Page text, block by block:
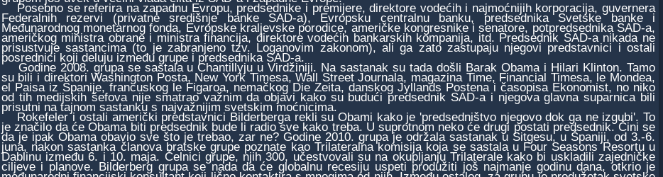
Posebno se referira na zapadnu Evropu, predsednike i premijere, direktore vodećih i najmoćnijih korporacija, guvernera
Federalnih rezervi (privatne središnje banke SAD-a), Evropsku centralnu banku, predsednika Svetske banke i
Međunarodnog monetarnog fonda, Evropske kraljevske porodice, američke kongresnike i senatore, potpredsednika SAD-a,
američkog ministra obrane i ministra financija, direktore vodećih bankarskih kompanija, itd. Predsednik SAD-a nikada ne
prisustvuje sastancima (to je zabranjeno tzv. Loganovim zakonom), ali ga zato zastupaju njegovi predstavnici i ostali
posrednici koji deluju između grupe i predsednika SAD-a.
Godine 2008. grupa se sastala u Chantillyju u Virdžiniji. Na sastanak su tada došli Barak Obama i Hilari Klinton. Tamo
su bili i direktori Washington Posta, New York Timesa, Wall Street Journala, magazina Time, Financial Timesa, le Mondea,
el Paisa iz Španije, francuskog le Figaroa, nemačkog Die Zeita, danskog Jyllands Postena i časopisa Ekonomist, no niko
od tih medijskih šefova nije smatrao važnim da objavi kako su budući predsednik SAD-a i njegova glavna suparnica bili
prisutni na tajnom sastanku s najvažnijim svetskim moćnicima.
Rokefeler i ostali američki predstavnici Bilderberga rekli su Obami kako je 'predsedništvo njegovo dok ga ne izgubi'. To
je značilo da će Obama biti predsednik bude li radio sve kako treba. U suprotnom neko će drugi postati predsednik. Čini se
da je ipak Obama obavio sve što je trebao, zar ne? Godine 2010. grupa je održala sastanak u Sitgesu, u Španiji, od 3.-6.
juna, nakon sastanka članova bratske grupe poznate kao Trilateralna komisija koja se sastala u Four Seasons Resortu u
Dablinu između 6. i 10. maja. Čelnici grupe, njih 300, učestvovali su na okupljanju Trilaterale kako bi uskladili zajedničke
ciljeve i planove. Bilderberg grupa se nada da će globalnu recesiju uspeti produžiti još najmanje godinu dana, otkrio je